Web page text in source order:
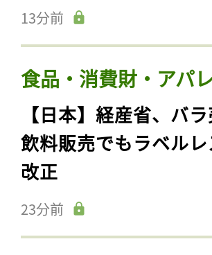
13分前
食品・消費財・アパ
【日本】経産省、バ
飲料販売でもラベル
改正
23分前